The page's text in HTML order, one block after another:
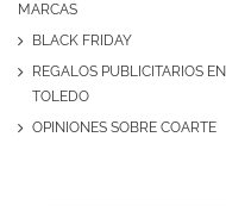
MARCAS
BLACK FRIDAY
REGALOS PUBLICITARIOS EN
TOLEDO
OPINIONES SOBRE COARTE